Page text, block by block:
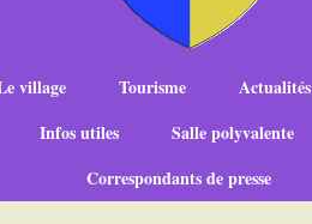
village Tourisme Actualités
Infos utiles Salle polyvalente
Correspondants de presse